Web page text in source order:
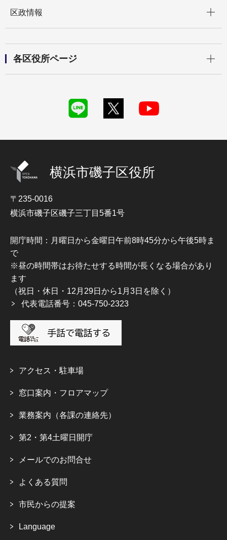
区政情報
各区役所ページ
横浜市磯子区役所
〒235-0016
横浜市磯子区磯子三丁目5番1号
開庁時間：月曜日から金曜日午前8時45分から午後5時ま
で
※昼の時間帯はお待たせする時間が長くなる場合があり
ます
（祝日・休日・12月29日から1月3日を除く）
代表電話番号：045-750-2323
アクセス・駐車場
窓口案内・フロアマップ
業務案内（各課の連絡先）
第2・第4土曜日開庁
メールでのお問合せ
よくある質問
市民からの提案
Language